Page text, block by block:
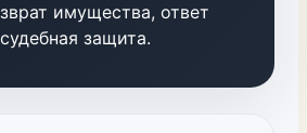
имущества, ответ
защита.